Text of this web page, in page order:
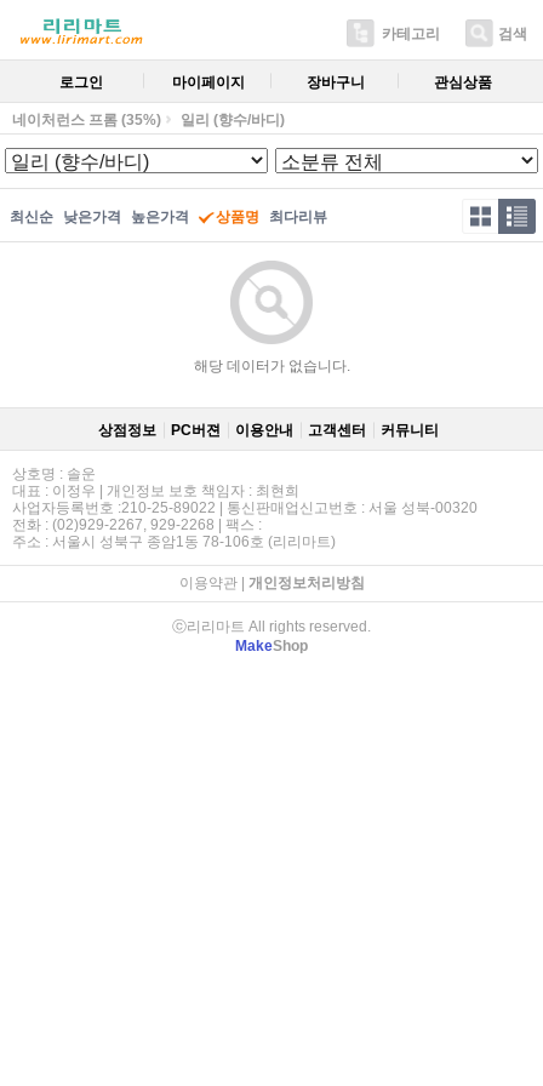
카테고리 검색
로그인 마이페이지 장바구니 관심상품
네이처런스 프롬 (35%) 일리 (향수/바디)
최신순 낮은가격 높은가격 상품명 최다리뷰
해당 데이터가 없습니다.
상점정보 PC버젼 이용안내 고객센터 커뮤니티
상호명 : 솔운
대표 : 이정우 | 개인정보 보호 책임자 : 최현희
사업자등록번호 :210-25-89022 | 통신판매업신고번호 : 서울 성북-00320
전화 : (02)929-2267, 929-2268 | 팩스 :
주소 : 서울시 성북구 종암1동 78-106호 (리리마트)
이용약관| 개인정보처리방침
ⓒ리리마트 All rights reserved.
MakeShop